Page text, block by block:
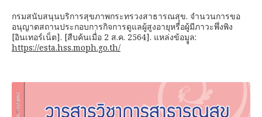
กรมสนับสนุนบริการสุขภาพกระทรวงสาธารณสุุข. จำนวนการขอ
อนุญาตสถานประกอบการกิจการดูแลผู้สูงอายุหรือผู้มีภาวะพึ่งพิง
[อินเทอร์เน็ต]. [สืบค้นเมื่่อ 2 ส.ค. 2564]. แหล่งข้อมููล:
https://esta.hss.moph.go.th/